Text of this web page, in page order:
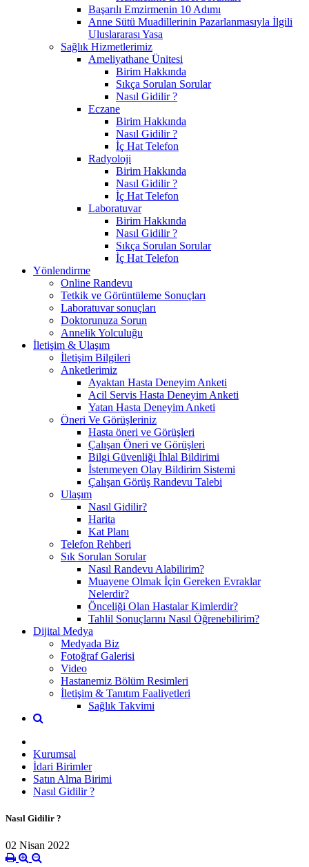
Başarılı Emzirmenin 10 Adımı
Anne Sütü Muadillerinin Pazarlanmasıyla İlgili
Uluslararası Yasa
Sağlık Hizmetlerimiz
Ameliyathane Ünitesi
Birim Hakkında
Sıkça Sorulan Sorular
Nasıl Gidilir ?
Eczane
Birim Hakkında
Nasıl Gidilir ?
İç Hat Telefon
Radyoloji
Birim Hakkında
Nasıl Gidilir ?
İç Hat Telefon
Laboratuvar
Birim Hakkında
Nasıl Gidilir ?
Sıkça Sorulan Sorular
İç Hat Telefon
Yönlendirme
Online Randevu
Tetkik ve Görüntüleme Sonuçları
Laboratuvar sonuçları
Doktorunuza Sorun
Annelik Yolculuğu
İletişim & Ulaşım
İletişim Bilgileri
Anketlerimiz
Ayaktan Hasta Deneyim Anketi
Acil Servis Hasta Deneyim Anketi
Yatan Hasta Deneyim Anketi
Öneri Ve Görüşleriniz
Hasta öneri ve Görüşleri
Çalışan Öneri ve Görüşleri
Bilgi Güvenliği İhlal Bildirimi
İstenmeyen Olay Bildirim Sistemi
Çalışan Görüş Randevu Talebi
Ulaşım
Nasıl Gidilir?
Harita
Kat Planı
Telefon Rehberi
Sık Sorulan Sorular
Nasıl Randevu Alabilirim?
Muayene Olmak İçin Gereken Evraklar
Nelerdir?
Önceliği Olan Hastalar Kimlerdir?
Tahlil Sonuçlarını Nasıl Öğrenebilirim?
Dijital Medya
Medyada Biz
Fotoğraf Galerisi
Video
Hastanemiz Bölüm Resimleri
İletişim & Tanıtım Faaliyetleri
Sağlık Takvimi
Kurumsal
İdari Birimler
Satın Alma Birimi
Nasıl Gidilir ?
Nasıl Gidilir ?
02 Nisan 2022